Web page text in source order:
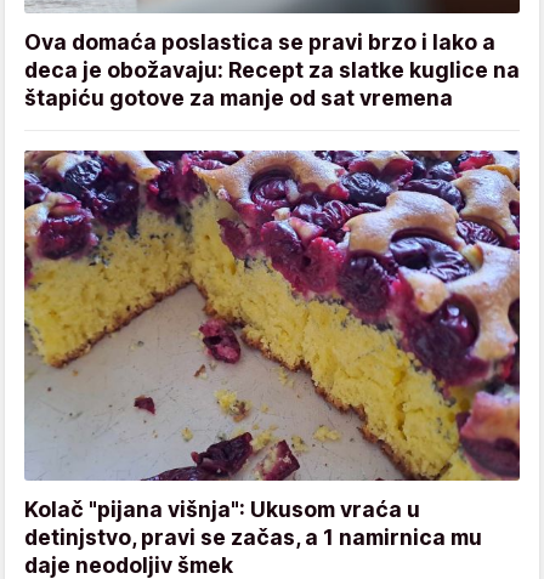
Ova domaća poslastica se pravi brzo i lako a
deca je obožavaju: Recept za slatke kuglice na
štapiću gotove za manje od sat vremena
Kolač "pijana višnja": Ukusom vraća u
detinjstvo, pravi se začas, a 1 namirnica mu
daje neodoljiv šmek